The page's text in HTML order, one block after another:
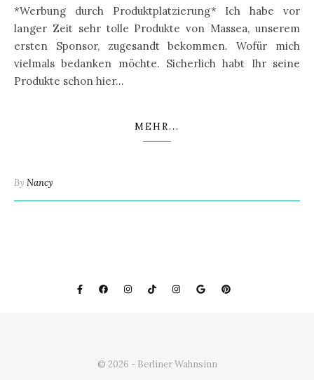
*Werbung durch Produktplatzierung* Ich habe vor
langer Zeit sehr tolle Produkte von Massea, unserem
ersten Sponsor, zugesandt bekommen. Wofür mich
vielmals bedanken möchte. Sicherlich habt Ihr seine
Produkte schon hier…
MEHR...
By Nancy
© 2026 - Berliner Wahnsinn